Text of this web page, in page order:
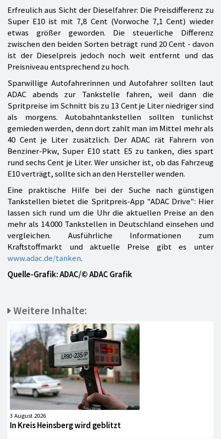
Erfreulich aus Sicht der Dieselfahrer: Die Preisdifferenz zu
Super E10 ist mit 7,8 Cent (Vorwoche 7,1 Cent) wieder
etwas größer geworden. Die steuerliche Differenz
zwischen den beiden Sorten beträgt rund 20 Cent - davon
ist der Dieselpreis jedoch noch weit entfernt und das
Preisniveau entsprechend zu hoch.
Sparwillige Autofahrerinnen und Autofahrer sollten laut
ADAC abends zur Tankstelle fahren, weil dann die
Spritpreise im Schnitt bis zu 13 Cent je Liter niedriger sind
als morgens. Autobahntankstellen sollten tunlichst
gemieden werden, denn dort zahlt man im Mittel mehr als
40 Cent je Liter zusätzlich. Der ADAC rät Fahrern von
Benziner-Pkw, Super E10 statt E5 zu tanken, dies spart
rund sechs Cent je Liter. Wer unsicher ist, ob das Fahrzeug
E10 verträgt, sollte sich an den Hersteller wenden.
Eine praktische Hilfe bei der Suche nach günstigen
Tankstellen bietet die Spritpreis-App "ADAC Drive": Hier
lassen sich rund um die Uhr die aktuellen Preise an den
mehr als 14.000 Tankstellen in Deutschland einsehen und
vergleichen. Ausführliche Informationen zum
Kraftstoffmarkt und aktuelle Preise gibt es unter
www.adac.de/tanken.
Quelle-Grafik: ADAC/© ADAC Grafik
Weitere Inhalte:
3 August 2026
In Kreis Heinsberg wird geblitzt